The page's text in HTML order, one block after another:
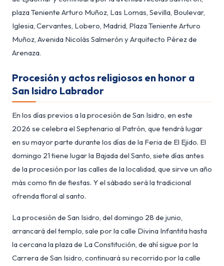
plaza Teniente Arturo Muñoz, Las Lomas, Sevilla, Boulevar,
Iglesia, Cervantes, Lobero, Madrid, Plaza Teniente Arturo
Muñoz, Avenida Nicolás Salmerón y Arquitecto Pérez de
Arenaza.
Procesión y actos religiosos en honor a
San Isidro Labrador
En los días previos a la procesión de San Isidro, en este
2026 se celebra el Septenario al Patrón, que tendrá lugar
en su mayor parte durante los días de la Feria de El Ejido. El
domingo 21 tiene lugar la Bajada del Santo, siete días antes
de la procesión por las calles de la localidad, que sirve un año
más como fin de fiestas. Y el sábado será la tradicional
ofrenda floral al santo.
La procesión de San Isidro, del domingo 28 de junio,
arrancará del templo, sale por la calle Divina Infantita hasta
la cercana la plaza de La Constitución, de ahí sigue por la
Carrera de San Isidro, continuará su recorrido por la calle